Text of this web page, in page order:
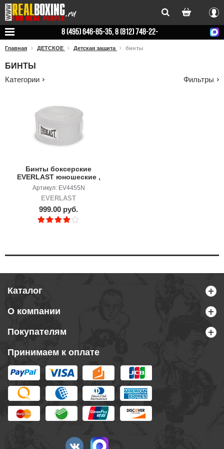
Вход
8 (495) 646-85-35, 8 (812) 748-22-
Главная ДЕТСКОЕ Детская защита бинты
БИНТЫ
Категории
Фильтры
Бинты боксерские
EVERLAST юношеские ,
3m
Артикул: EV4455N
EVERLAST
999.00 руб.
Каталог
О компании
Покупателям
Принимаем к оплате